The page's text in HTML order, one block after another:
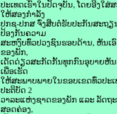
ປະເທດເຮົາໃນປັດຈຸບັນ, ໂດຍອີງໃ
ໃຫ້ສອງກຳລັງ
ປກຊ-ປກສ ຈົ່ງສືບຕໍ່ຮັບປະກັນສະຖຽ
ປ້ອງກັນຄວາມ
ສະຫງົບທົ່ວປວງຊົນຮອບດ້ານ, ຫັນເ
ຂອງພັກ,
ເດັດດ່ຽວສະກັດກັ້ນທຸກກົນອຸບາຍຫັ
ເພື່ອເຮັດ
ໃຫ້ສະພາບພາຍໃນຂອບເຂດທົ່ວປະ
ປະຕິບັດ 2
ວາລະແຫ່ງຊາດຂອງພັກ ແລະ ລັດຖ
ສອດຄ່ອງ,